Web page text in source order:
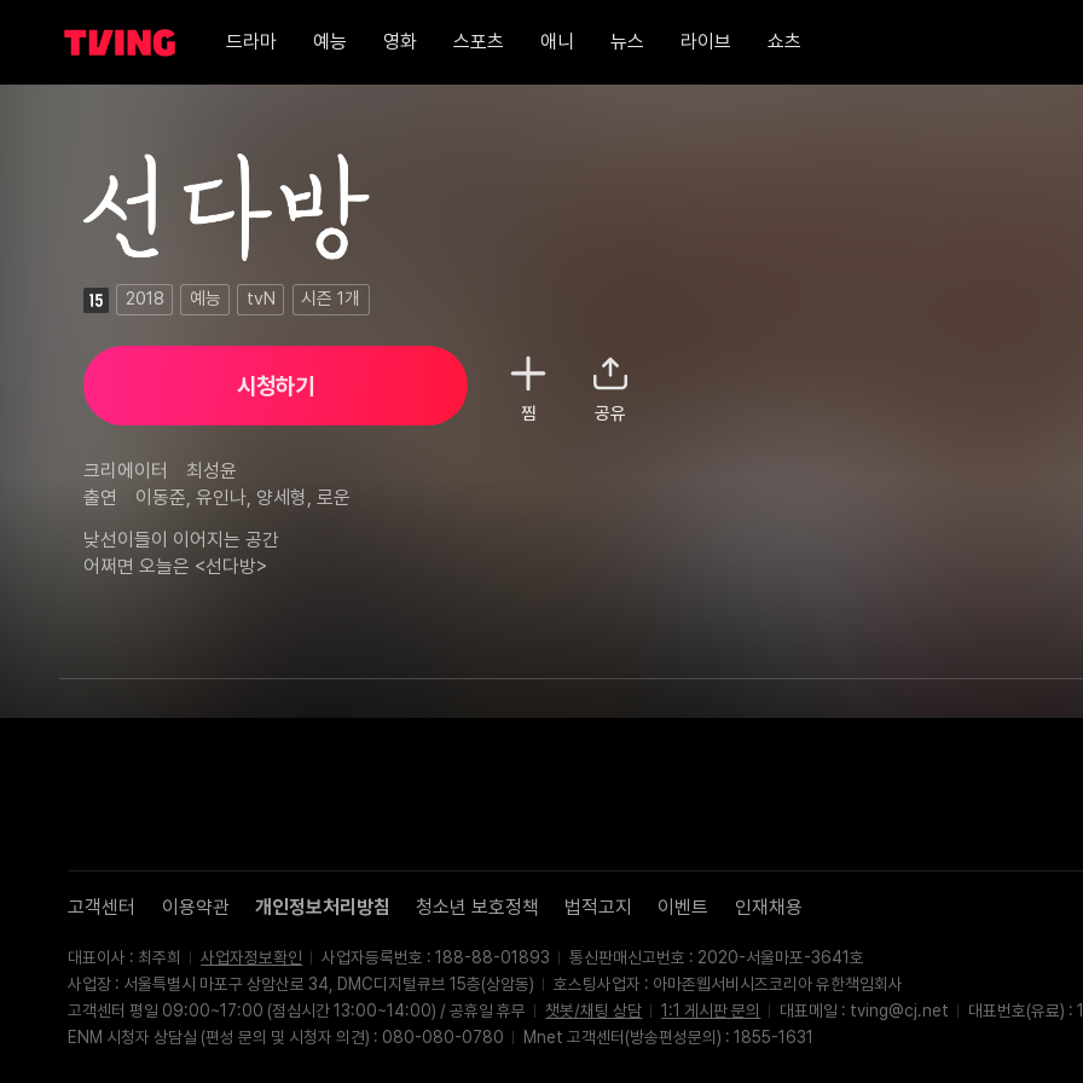
드라마 예능 영화 스포츠 애니 뉴스 라이브 쇼츠
2018 예능 tvN 시즌 1개
시청하기
찜 공유
크리에이터
최성윤
출연
이동준, 유인나, 양세형, 로운
낮선이들이 이어지는 공간
어쩌면 오늘은 <선다방>
고객센터 이용약관 개인정보처리방침 청소년 보호정책 법적고지 이벤트 인재채용
대표이사 : 최주희 사업자정보확인 사업자등록번호 : 188-88-01893
통신판매신고번호 : 2020-서울마포-3641호
사업장 : 서울특별시 마포구 상암산로 34, DMC디지털큐브 15층(상암동)
호스팅사업자 : 아마존웹서비시즈코리아 유한책임회사
고객센터 평일 09:00~17:00 (점심시간 13:00~14:00) / 공휴일 휴무
챗봇/채팅 상담 1:1 게시판 문의 대표메일 : tving@cj.net
대표번호(유료)
ENM 시청자 상담실 (편성 문의 및 시청자 의견) : 080-080-0780
Mnet 고객센터(방송편성문의) : 1855-1631